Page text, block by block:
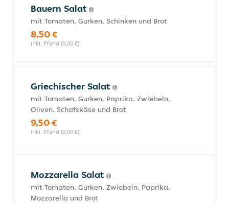
Bauern Salat
mit Tomaten, Gurken, Schinken und Brot
8,50 €
inkl. Pfand (0,00 €)
Griechischer Salat
mit Tomaten, Gurken, Paprika, Zwiebeln,
Oliven, Schafskäse und Brot
9,50 €
inkl. Pfand (0,00 €)
Mozzarella Salat
mit Tomaten, Gurken, Zwiebeln, Paprika,
Mozzarella und Brot